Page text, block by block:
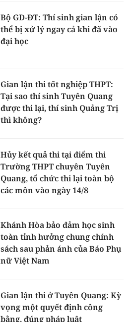
Bộ GD-ĐT: Thí sinh gian lận có
thể bị xử lý ngay cả khi đã vào
đại học
Gian lận thi tốt nghiệp THPT:
Tại sao thí sinh Tuyên Quang
được thi lại, thí sinh Quảng Trị
thì không?
Hủy kết quả thi tại điểm thi
Trường THPT chuyên Tuyên
Quang, tổ chức thi lại toàn bộ
các môn vào ngày 14/8
Khánh Hòa bảo đảm học sinh
toàn tỉnh hưởng chung chính
sách sau phản ánh của Báo Phụ
nữ Việt Nam
Gian lận thi ở Tuyên Quang: Kỳ
vọng một quyết định công
bằng, đúng pháp luật